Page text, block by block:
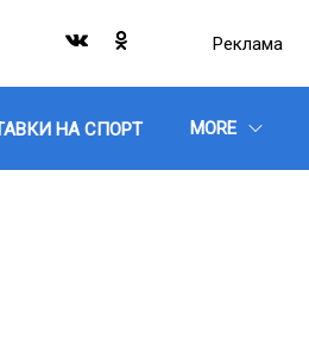
Реклама
НА СПОРТ MORE